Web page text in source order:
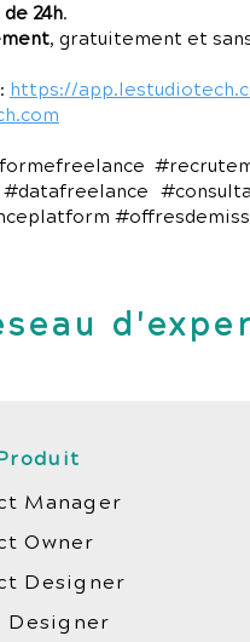
24h.
, gratuitement et
https://
#datafreelance
Manager
Owner
Designer
Designer